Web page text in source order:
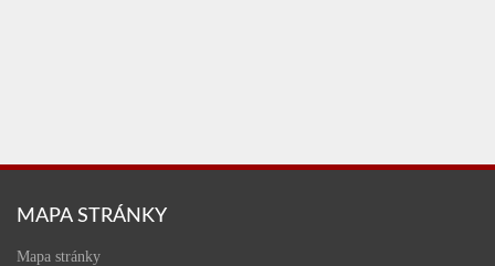
MAPA STRÁNKY
Mapa stránky